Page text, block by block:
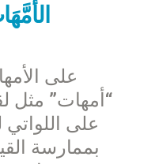
على
“أمهات” مثل
على
بممارسة